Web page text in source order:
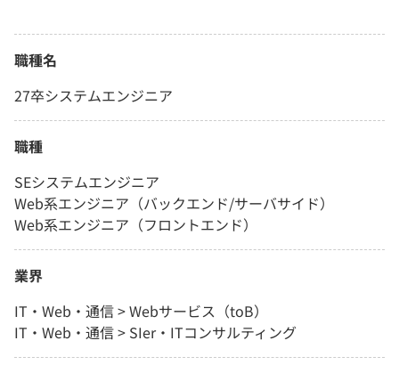
職種名
27卒システムエンジニア
職種
SEシステムエンジニア
Web系エンジニア（バックエンド/サーバサイド）
Web系エンジニア（フロントエンド）
業界
IT・Web・通信 > Webサービス（toB）
IT・Web・通信 > SIer・ITコンサルティング